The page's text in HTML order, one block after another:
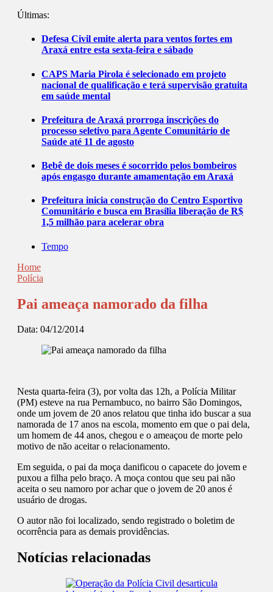
Últimas:
Defesa Civil emite alerta para ventos fortes em
Araxá entre esta sexta-feira e sábado
CAPS Maria Pirola é selecionado em projeto
nacional de qualificação e terá supervisão gratuita
em saúde mental
Prefeitura de Araxá prorroga inscrições do
processo seletivo para Agente Comunitário de
Saúde até 11 de agosto
Bebê de dois meses é socorrido pelos bombeiros
após engasgo durante amamentação em Araxá
Prefeitura inicia construção do Centro Esportivo
Comunitário e busca em Brasília liberação de R$
1,5 milhão para acelerar obra
Tempo
Home
Polícia
Pai ameaça namorado da filha
Data: 04/12/2014
Nesta quarta-feira (3), por volta das 12h, a Polícia Militar
(PM) esteve na rua Pernambuco, no bairro São Domingos,
onde um jovem de 20 anos relatou que tinha ido buscar a sua
namorada de 17 anos na escola, momento em que o pai dela,
um homem de 44 anos, chegou e o ameaçou de morte pelo
motivo de não aceitar o relacionamento.
Em seguida, o pai da moça danificou o capacete do jovem e
puxou a filha pelo braço. A moça contou que seu pai não
aceita o seu namoro por achar que o jovem de 20 anos é
usuário de drogas.
O autor não foi localizado, sendo registrado o boletim de
ocorrência para as demais providências.
Notícias relacionadas